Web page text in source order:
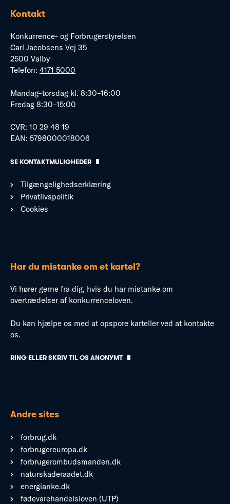
Kontakt
Konkurrence- og Forbrugerstyrelsen
Carl Jacobsens Vej 35
2500 Valby
Telefon: 4171 5000
Mandag–torsdag kl. 8:30–16:00
Fredag 8:30–15:00
CVR: 10 29 48 19
EAN: 5798000018006
SE KONTAKTMULIGHEDER
Tilgængelighedserklæring
Privatlivspolitik
Cookies
Har du mistanke om et kartel?
Vi hører gerne fra dig, hvis du har mistanke om
overtrædelser af konkurrenceloven.
Du kan hjælpe os med at opspore karteller ved at kontakte
os.
RING ELLER SKRIV TIL OS ANONYMT
Andre sites
forbrug.dk
forbrugereuropa.dk
forbrugerombudsmanden.dk
naturskaderaadet.dk
energianke.dk
fødevarehandelsloven (UTP)